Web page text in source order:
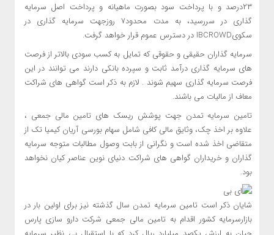
۲۳درصد و با پرداخت سود بصورت ماهیانه و پرداخت اصل سرمایه
گذاری در سررسید، به مدت محدود۷ روزجهت سرمایه گذاری در
سکویIBCROWD در دسترس عموم قرار خواهد گرفت.
سرمایه گذاران حقیقی و حقوقی که تمایل به کسب سودی بالاتر از فرصت
های سرمایه گذاری درآمد ثابت و سپرده بانکی دارند می توانند در این
فرصت سرمایه گذاری سهیم شوند . لازم به ذکر است گواهی های شراکت
معاف از مالیات می باشند.
تامین سرمایه تمدن جهت پوشش ریسک های تامین مالی جمعی ،
علاوه بر اخذ چک، وثایق مالی کافی شامل سهام بورسی آریان کیمیا تک از
متقاضی اخذ شده است و نگرانی از بابت وصول مطالبات متوجه سرمایه
گذاران و خریداران گواهی های شراکت دنیای نوین عناصر کیان نخواهد
بود.
شایان ذکر است تامین سرمایه تمدن سال گذشته نیز برای اولین بار در
بازارسرمایه کشور اقدام به تامین مالی جمعی شرکت دارو سازی پارس